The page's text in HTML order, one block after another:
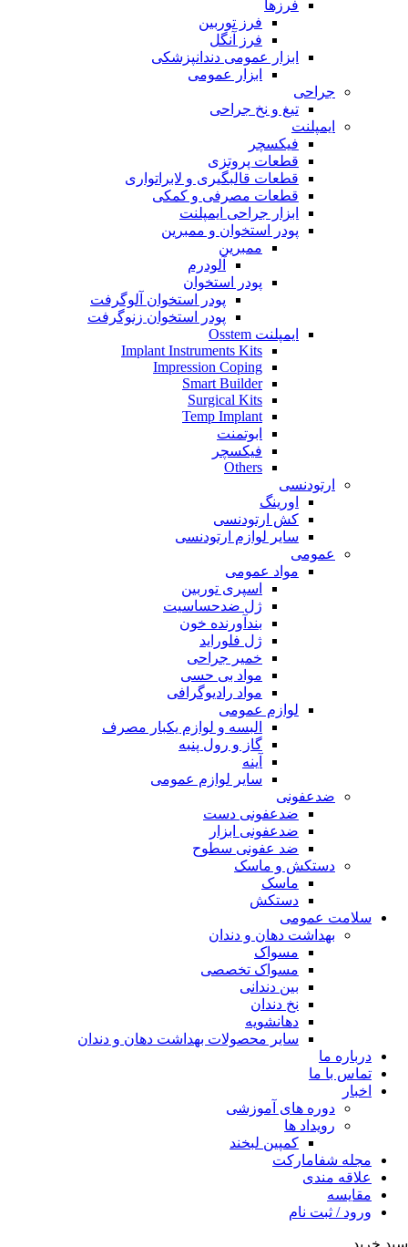
فرزها
فرز توربین
فرز آنگل
ابزار عمومی دندانپزشکی
ابزار عمومی
جراحی
تیغ و نخ جراحی
ایمپلنت
فیکسچر
قطعات پروتزی
قطعات قالبگیری و لابراتواری
قطعات مصرفی و کمکی
ابزار جراحی ایمپلنت
پودر استخوان و ممبرین
ممبرین
آلودرم
پودر استخوان
پودر استخوان آلوگرفت
پودر استخوان زنوگرفت
ایمپلنت Osstem
Implant Instruments Kits
Impression Coping
Smart Builder
Surgical Kits
Temp Implant
ابوتمنت
فیکسچر
Others
ارتودنسی
اورینگ
کش ارتودنسی
سایر لوازم ارتودنسی
عمومی
مواد عمومی
اسپری توربین
ژل ضدحساسیت
بندآورنده خون
ژل فلوراید
خمیر جراحی
مواد بی حسی
مواد رادیوگرافی
لوازم عمومی
البسه و لوازم یکبار مصرف
گاز و رول پنبه
آینه
سایر لوازم عمومی
ضدعفونی
ضدعفونی دست
ضدعفونی ابزار
ضد عفونی سطوح
دستکش و ماسک
ماسک
دستکش
سلامت عمومی
بهداشت دهان و دندان
مسواک
مسواک تخصصی
بین دندانی
نخ دندان
دهانشویه
سایر محصولات بهداشت دهان و دندان
درباره ما
تماس با ما
اخبار
دوره های آموزشی
رویداد ها
کمپین لبخند
مجله شفامارکت
علاقه مندی
مقایسه
ورود / ثبت نام
سبد خرید